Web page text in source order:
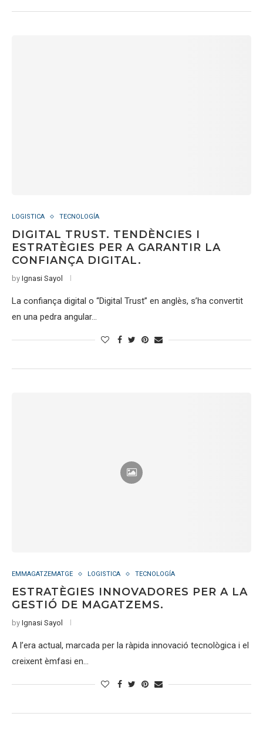
LOGISTICA TECNOLOGÍA
DIGITAL TRUST. TENDÈNCIES I
ESTRATÈGIES PER A GARANTIR LA
CONFIANÇA DIGITAL.
by Ignasi Sayol
La confiança digital o “Digital Trust” en anglès, s’ha convertit
en una pedra angular…
EMMAGATZEMATGE LOGISTICA TECNOLOGÍA
ESTRATÈGIES INNOVADORES PER A LA
GESTIÓ DE MAGATZEMS.
by Ignasi Sayol
A l’era actual, marcada per la ràpida innovació tecnològica i el
creixent èmfasi en…